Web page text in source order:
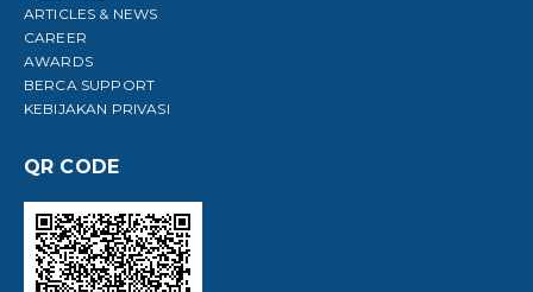
ARTICLES & NEWS
CAREER
AWARDS
BERCA SUPPORT
KEBIJAKAN PRIVASI
QR CODE